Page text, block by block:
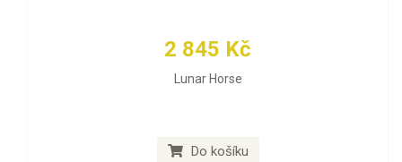
2 845 Kč
Lunar Horse
Do košíku